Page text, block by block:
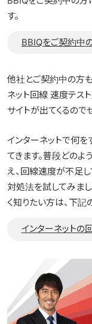
す。
BBIQをご契約中
他社とご契約中の方も
ネット回線 速度テス
サイトが出てくるので
インターネットで何
てきます。普段どのよ
え、回線速度が不足
対処法を試してみま
く知りたい方は、下記
インターネットの